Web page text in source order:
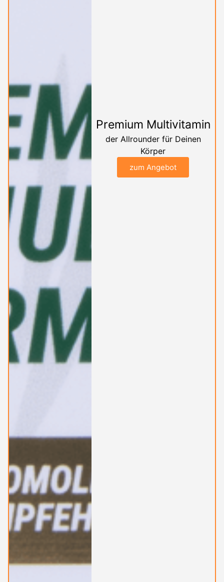
Premium Multivitamin
der Allrounder für Deinen
Körper
zum Angebot